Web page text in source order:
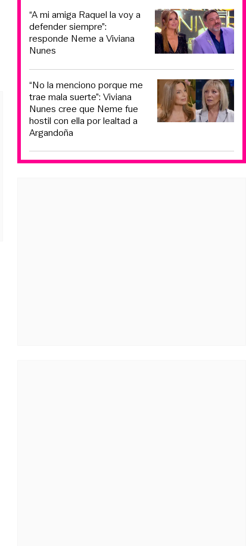
“A mi amiga Raquel la voy a
defender siempre”:
responde Neme a Viviana
Nunes
“No la menciono porque me
trae mala suerte”: Viviana
Nunes cree que Neme fue
hostil con ella por lealtad a
Argandoña